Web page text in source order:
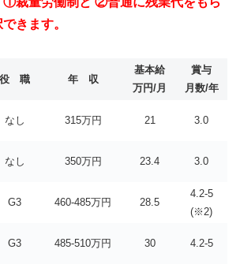
きます。
役 職 年 収
基本給
万円/月
賞与
月数/年
なし 315万円 21 3.0
なし 350万円 23.4 3.0
G3 460-485万円 28.5
4.2-5
(※2)
G3 485-510万円 30 4.2-5